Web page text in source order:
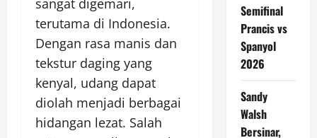
sangat digemari,
terutama di Indonesia.
Dengan rasa manis dan
tekstur daging yang
kenyal, udang dapat
diolah menjadi berbagai
hidangan lezat. Salah
Semifinal
Prancis vs
Spanyol
2026
Sandy
Walsh
Bersinar,